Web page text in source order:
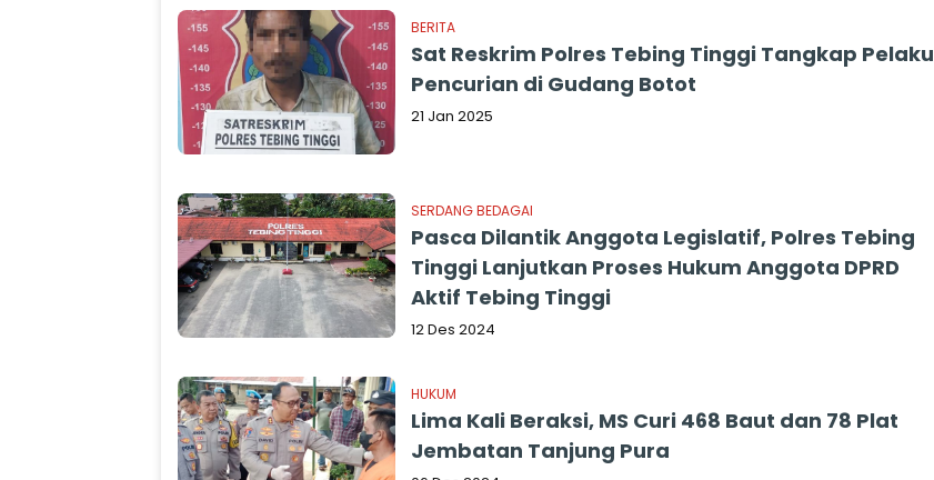
BERITA
Sat Reskrim Polres Tebing Tinggi Tangkap Pelaku
Pencurian di Gudang Botot
21 Jan 2025
SERDANG BEDAGAI
Pasca Dilantik Anggota Legislatif, Polres Tebing
Tinggi Lanjutkan Proses Hukum Anggota DPRD
Aktif Tebing Tinggi
12 Des 2024
HUKUM
Lima Kali Beraksi, MS Curi 468 Baut dan 78 Plat
Jembatan Tanjung Pura